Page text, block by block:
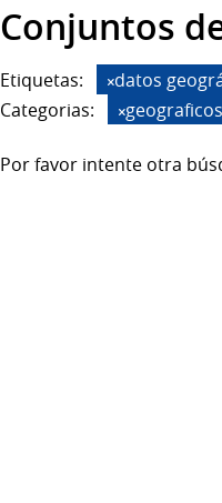
Conjuntos
Etiquetas: datos
Categorias:
geograficos
Por favor intente otra